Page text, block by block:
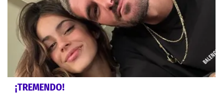
¡TREMENDO!